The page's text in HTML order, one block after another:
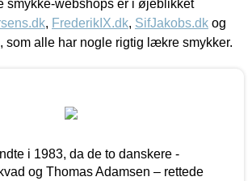
smykke-webshops er i øjeblikket
, FrederikIX.dk, SifJakobs.dk og
, som alle har nogle rigtig lækre smykker.
i 1983, da de to danskere -
og Thomas Adamsen – rettede